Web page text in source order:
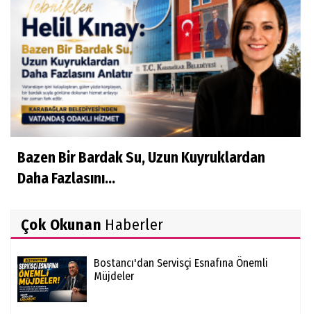
Bazen Bir Bardak Su, Uzun Kuyruklardan
Daha Fazlasını...
Çok Okunan Haberler
Bostancı'dan Servisçi Esnafına Önemli
Müjdeler